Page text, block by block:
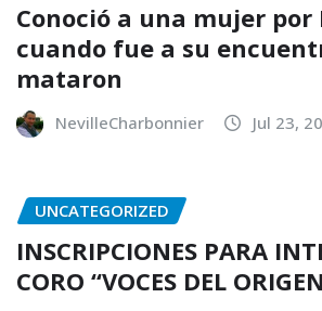
Conoció a una mujer por
cuando fue a su
mataron
NevilleCharbonnier Jul 23,
UNCATEGORIZED
INSCRIPCIONES PARA
CORO “VOCES DEL